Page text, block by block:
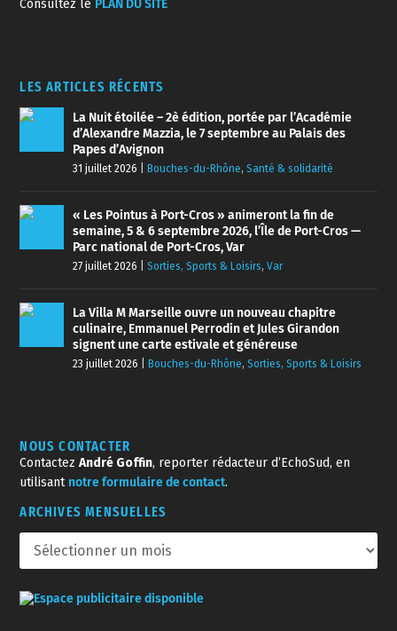
Consultez le PLAN DU SITE
LES ARTICLES RÉCENTS
La Nuit étoilée – 2è édition, portée par l’Académie
d’Alexandre Mazzia, le 7 septembre au Palais des
Papes d’Avignon
31 juillet 2026 Bouches-du-Rhône,Santé & solidarité
« Les Pointus à Port-Cros » animeront la fin de
semaine, 5 & 6 septembre 2026, l’Île de Port-Cros —
Parc national de Port-Cros, Var
27 juillet 2026 |Sorties, Sports & Loisirs,Var
La Villa M Marseille ouvre un nouveau chapitre
culinaire, Emmanuel Perrodin et Jules Girandon
signent une carte estivale et généreuse
23 juillet 2026 Bouches-du-Rhône,Sorties, Sports & Loisirs
NOUS CONTACTER
ContactezAndré Goffin, reporter rédacteur d’EchoSud, en
utilisant notre formulaire de contact.
ARCHIVES MENSUELLES